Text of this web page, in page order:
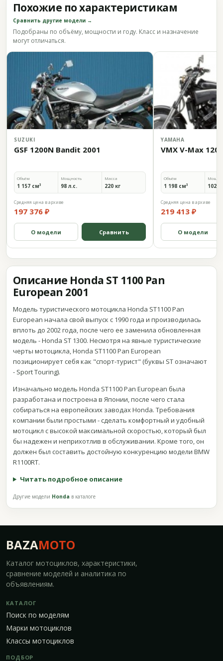
Похожие по характеристикам
Сравнить другие модели →
Подобраны по объёму, мощности и году. Класс и назначение
могут отличаться.
SUZUKI
GSF 1200N Bandit 2001
Объём
1 157 см³
Мощность
98 л.с.
Масса
220 кг
Средняя цена в архиве
197 376 ₽
О модели Сравнить
YAMAHA
VMX V-Max
Объём
1 198 см³ 102
Средняя цена в архиве
219 413 ₽
О модели
Описание Honda ST 1100 Pan
European 2001
Модель туристического мотоцикла Honda ST1100 Pan
European начала свой выпуск с 1990 года и производилась
вплоть до 2002 года, после чего ее заменила обновленная
модель - Honda ST 1300. Несмотря на явные туристические
черты мотоцикла, Honda ST1100 Pan European
позиционирует себя как "спорт-турист" (буквы ST означают
- Sport Touring).
Изначально модель Honda ST1100 Pan European была
разработана и построена в Японии, после чего стала
собираться на европейских заводах Honda. Требования
компании были простыми - сделать комфортный и удобный
мотоцикл с высокой максимальной скоростью, который был
бы надежен и неприхотлив в обслуживании. Кроме того, он
должен был составить достойную конкуренцию модели BMW
R1100RT.
Читать подробное описание
Другие модели Honda в каталоге
BAZAMOTO
Каталог мотоциклов, характеристики,
сравнение моделей и аналитика по
объявлениям.
КАТАЛОГ
Поиск по моделям
Марки мотоциклов
Классы мотоциклов
ПОДБОР